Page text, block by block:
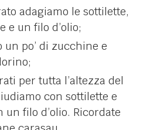
adagiamo le sottilette,
e un filo d’olio;
po’ di zucchine e
per tutta l’altezza del
con sottilette e
filo d’olio. Ricordate